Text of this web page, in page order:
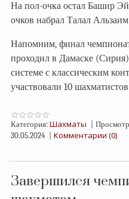
На пол-очка остал Башир
очков набрал Талал
Напомним, финал
проходил в Дамаске
системе с классическим
участвовали 10
Категория: Шахматы
30.05.2024
Комментарии (0)
Завершился